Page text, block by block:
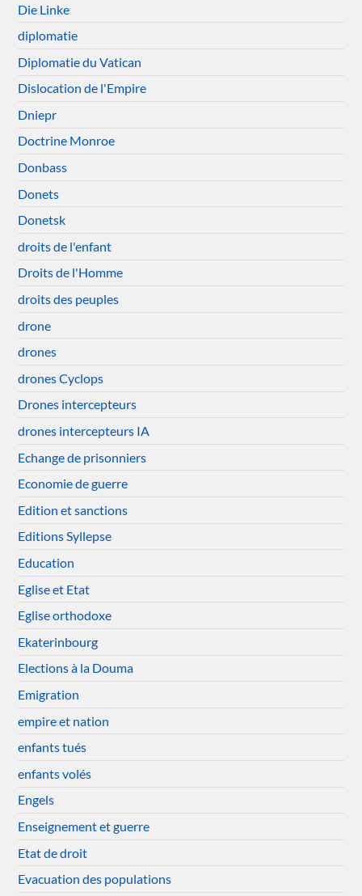
Die Linke
diplomatie
Diplomatie du Vatican
Dislocation de l'Empire
Dniepr
Doctrine Monroe
Donbass
Donets
Donetsk
droits de l'enfant
Droits de l'Homme
droits des peuples
drone
drones
drones Cyclops
Drones intercepteurs
drones intercepteurs IA
Echange de prisonniers
Economie de guerre
Edition et sanctions
Editions Syllepse
Education
Eglise et Etat
Eglise orthodoxe
Ekaterinbourg
Elections à la Douma
Emigration
empire et nation
enfants tués
enfants volés
Engels
Enseignement et guerre
Etat de droit
Evacuation des populations